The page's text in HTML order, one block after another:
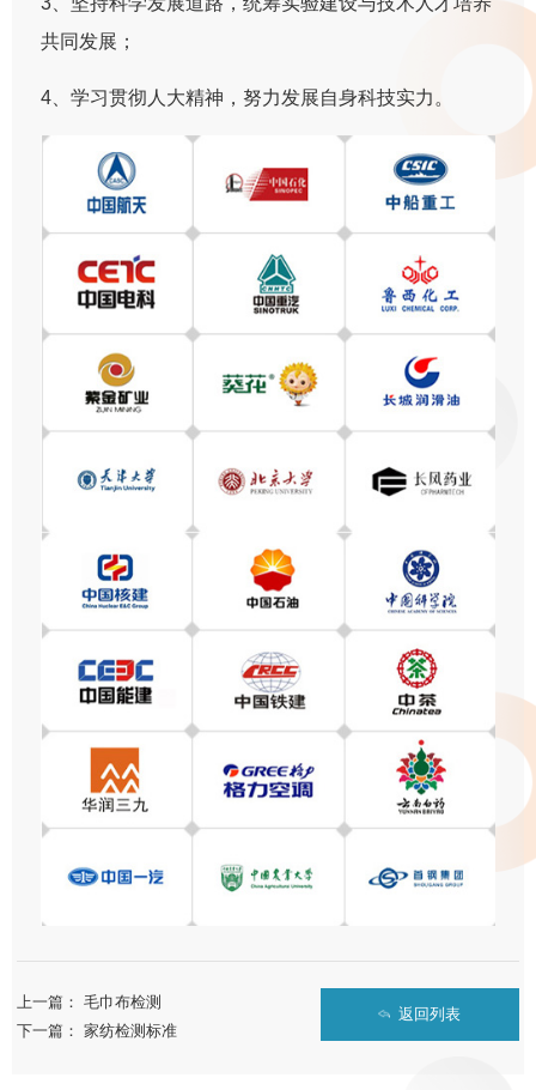
共同发展；
4、学习贯彻人大精神，努力发展自身科技实力。
上一篇：毛巾布检测
下一篇：家纺检测标准
返回列表